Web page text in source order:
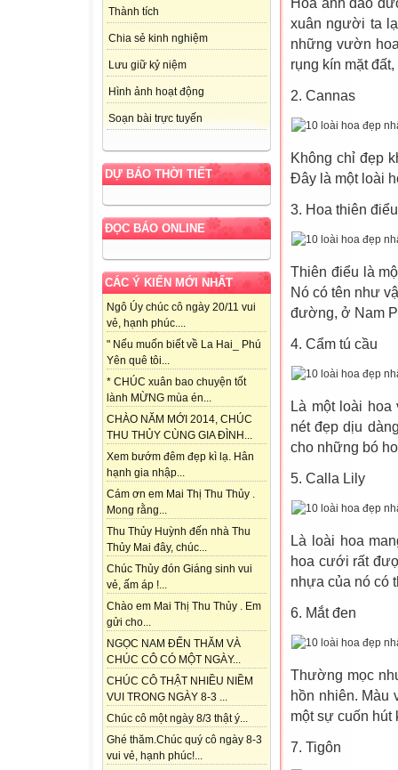
Thành tích
Chia sẻ kinh nghiệm
Lưu giữ kỷ niệm
Hình ảnh hoạt động
Soạn bài trực tuyến
DỰ BÁO THỜI TIẾT
ĐỌC BÁO ONLINE
CÁC Ý KIẾN MỚI NHẤT
Ngô Úy chúc cô ngày 20/11 vui
vẻ, hạnh phúc....
" Nếu muốn biết về La Hai_ Phú
Yên quê tôi...
* CHÚC xuân bao chuyện tốt
lành MỪNG mùa én...
CHÀO NĂM MỚI 2014, CHÚC
THU THỦY CÙNG GIA ĐÌNH...
Xem bướm đêm đẹp kì lạ. Hân
hạnh gia nhập...
Cám ơn em Mai Thị Thu Thủy .
Mong rằng...
Thu Thủy Huỳnh đến nhà Thu
Thủy Mai đây, chúc...
Chúc Thủy đón Giáng sinh vui
vẻ, ấm áp !...
Chào em Mai Thị Thu Thủy . Em
gửi cho...
NGỌC NAM ĐẾN THĂM VÀ
CHÚC CÔ CÓ MỘT NGÀY...
CHÚC CÔ THẬT NHIỀU NIỀM
VUI TRONG NGÀY 8-3 ...
Chúc cô một ngày 8/3 thật ý...
Ghé thăm.Chúc quý cô ngày 8-3
vui vẻ, hạnh phúc!...
Hoa anh đào
xuân người ta
những vườn
rụng kín mặt
2. Cannas
Không chỉ đẹp
Đây là một loài
3. Hoa thiên điểu
Thiên điểu là
Nó có tên như
đường, ở Nam
4. Cẩm tú cầu
Là một loài
nét đẹp dịu
cho những bó
5. Calla Lily
Là loài hoa
hoa cưới rất
nhựa của nó có
6. Mắt đen
Thường mọc
hồn nhiên. Màu
một sự cuốn hút
7. Tigôn